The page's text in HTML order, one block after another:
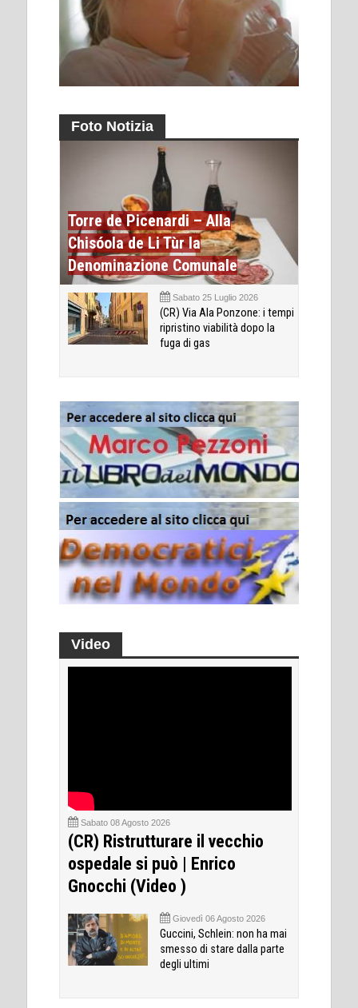
Foto Notizia
Torre de Picenardi – Alla
Chisóola de Li Tùr la
Denominazione Comunale
Sabato 25 Luglio 2026
(CR) Via Ala Ponzone: i tempi
ripristino viabilità dopo la
fuga di gas
Video
Sabato 08 Agosto 2026
(CR) Ristrutturare il vecchio
ospedale si può | Enrico
Gnocchi (Video )
Giovedì 06 Agosto 2026
Guccini, Schlein: non ha mai
smesso di stare dalla parte
degli ultimi